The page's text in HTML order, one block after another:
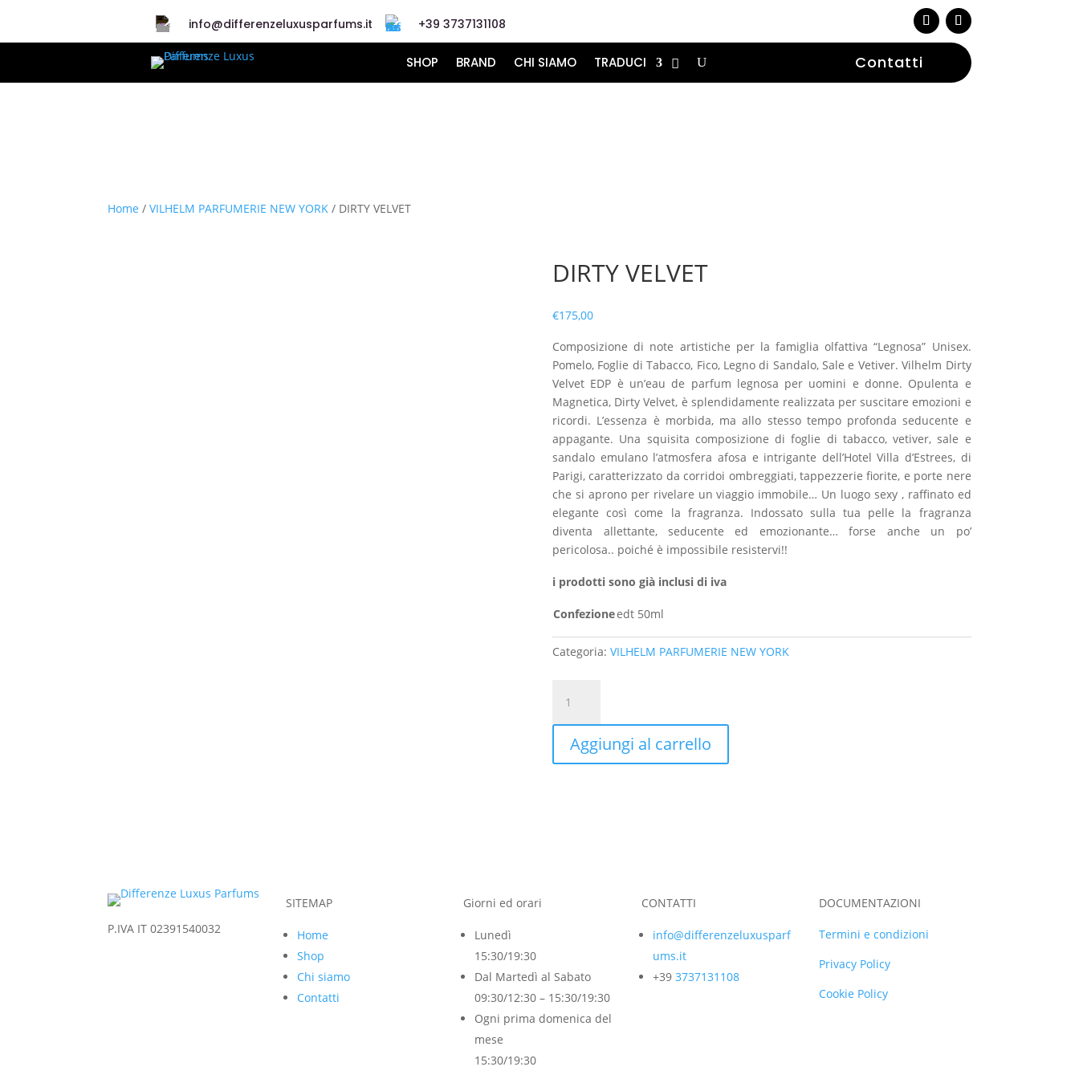
info@differenzeluxusparfums.it +39 3737131108
SHOP BRAND CHI SIAMO TRADUCI Contatti
Home /VILHELM PARFUMERIE NEW YORK / DIRTY VELVET
DIRTY VELVET
€175,00
Composizione di note artistiche per la famiglia olfattiva “Legnosa” Unisex.
Pomelo, Foglie di Tabacco, Fico, Legno di Sandalo, Sale e Vetiver. Vilhelm Dirty
Velvet EDP è un’eau de parfum legnosa per uomini e donne. Opulenta e
Magnetica, Dirty Velvet, è splendidamente realizzata per suscitare emozioni e
ricordi. L’essenza è morbida, ma allo stesso tempo profonda seducente e
appagante. Una squisita composizione di foglie di tabacco, vetiver, sale e
sandalo emulano l’atmosfera afosa e intrigante dell’Hotel Villa d’Estrees, di
Parigi, caratterizzato da corridoi ombreggiati, tappezzerie fiorite, e porte nere
che si aprono per rivelare un viaggio immobile… Un luogo sexy , raffinato ed
elegante così come la fragranza. Indossato sulla tua pelle la fragranza
diventa allettante, seducente ed emozionante… forse anche un po’
pericolosa.. poiché è impossibile resistervi!!
i prodotti sono già inclusi di iva
Confezioneedt 50ml
Categoria:VILHELM PARFUMERIE NEW YORK
VELVET
quantità
Aggiungi al carrello
P.IVA IT 02391540032
SITEMAP
Home
Shop
Chi siamo
Contatti
Giorni ed orari
Lunedì
15:30/19:30
Dal Martedì al Sabato
09:30/12:30 – 15:30/19:30
Ogni prima domenica del
mese
15:30/19:30
CONTATTI
info@differenzeluxusparf
ums.it
+39 3737131108
DOCUMENTAZIONI
Termini e condizioni
Privacy Policy
Cookie Policy